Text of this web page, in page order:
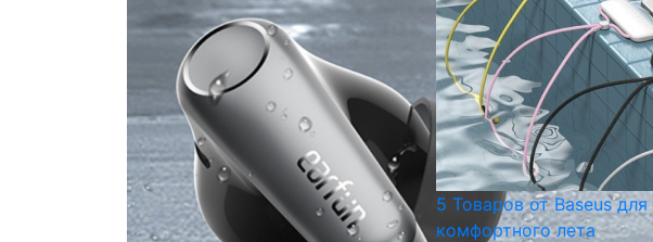
5 Товаров от Baseus для
комфортного лета